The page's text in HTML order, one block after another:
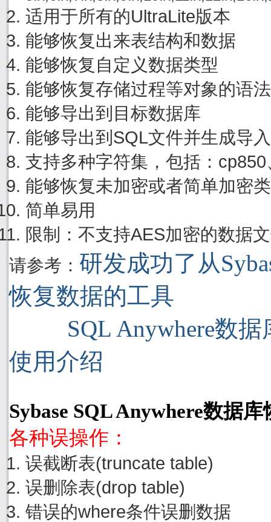
适用于所有的UltraLite版本
能够恢复出来表结构和数据
能够恢复自定义数据类型
能够恢复存储过程等对象的语法
能够导出到目标数据库
能够导出到SQL文件并生成导
支持多种字符集，包括：
能够恢复未加密或者简单加密
简单易用
限制：不支持AES加密的数据
请参考： 研发成功了从
恢复数据的工具
SQL Anywhere数
使用介绍
Sybase SQL Anywhere数据
各种误操作：
误截断表(truncate table)
误删除表(drop table)
错误的where条件误删数据